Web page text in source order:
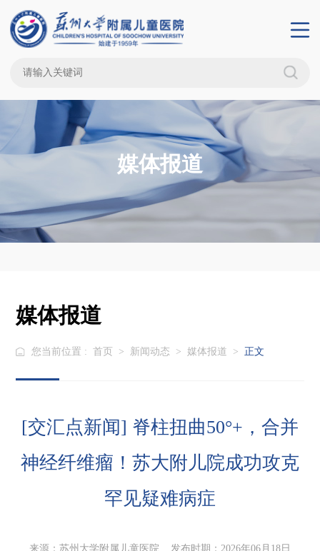
媒体报道
媒体报道
您当前位置 : 首页 > 新闻动态 > 媒体报道 > 正文
[交汇点新闻] 脊柱扭曲50°+，合并
神经纤维瘤！苏大附儿院成功攻克
罕见疑难病症
来源：苏州大学附属儿童医院 发布时期：2026年06月18日